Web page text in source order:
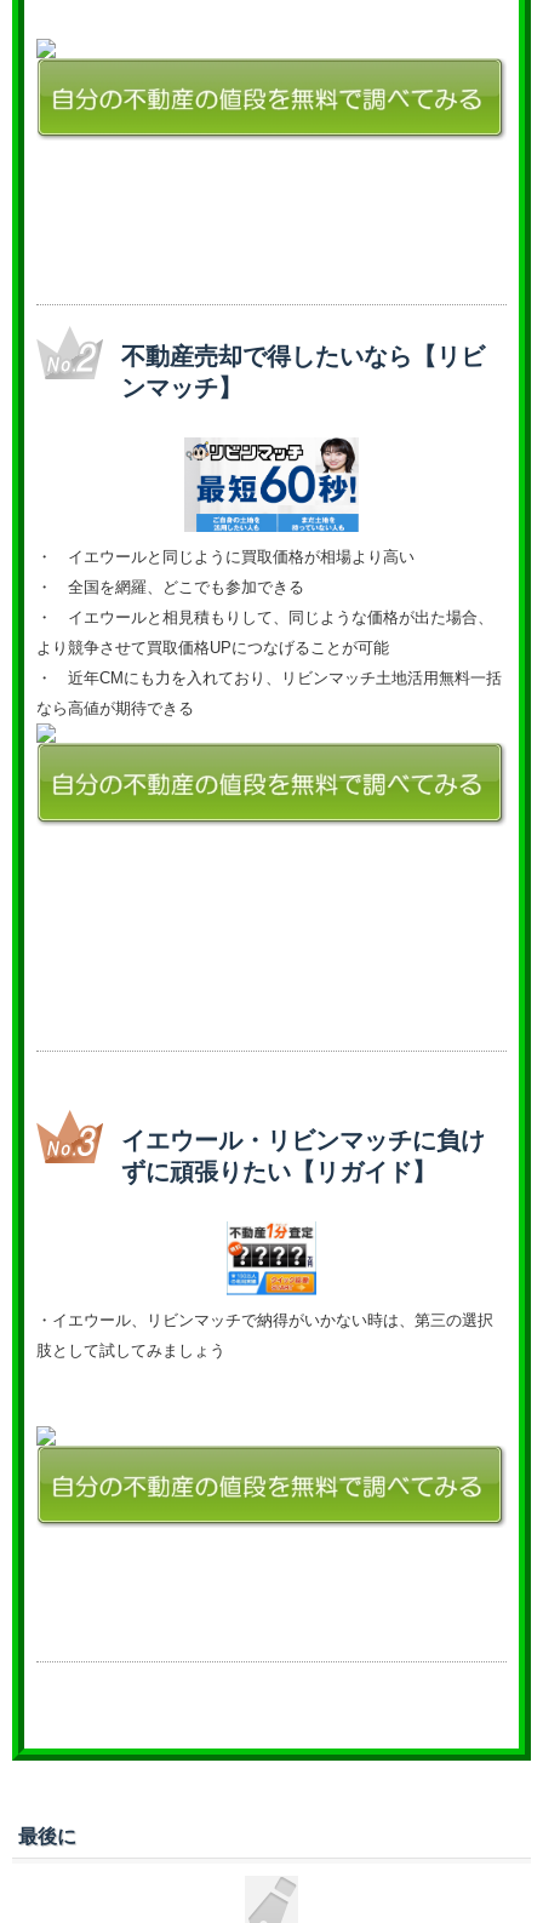
不動産売却で得したいなら【リビ
ンマッチ】
・ イエウールと同じように買取価格が相場より高い
・ 全国を網羅、どこでも参加できる
・ イエウールと相見積もりして、同じような価格が出た場合、
より競争させて買取価格UPにつなげることが可能
・ 近年CMにも力を入れており、リビンマッチ土地活用無料一括
なら高値が期待できる
イエウール・リビンマッチに負け
ずに頑張りたい【リガイド】
・イエウール、リビンマッチで納得がいかない時は、第三の選択
肢として試してみましょう
最後に